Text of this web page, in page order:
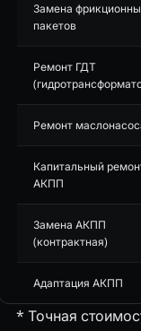
Замена
пакетов
Ремонт ГДТ
Ремонт
Капитальный
АКПП
Замена АКПП
(контрактная)
Адаптация АКПП
* Точная